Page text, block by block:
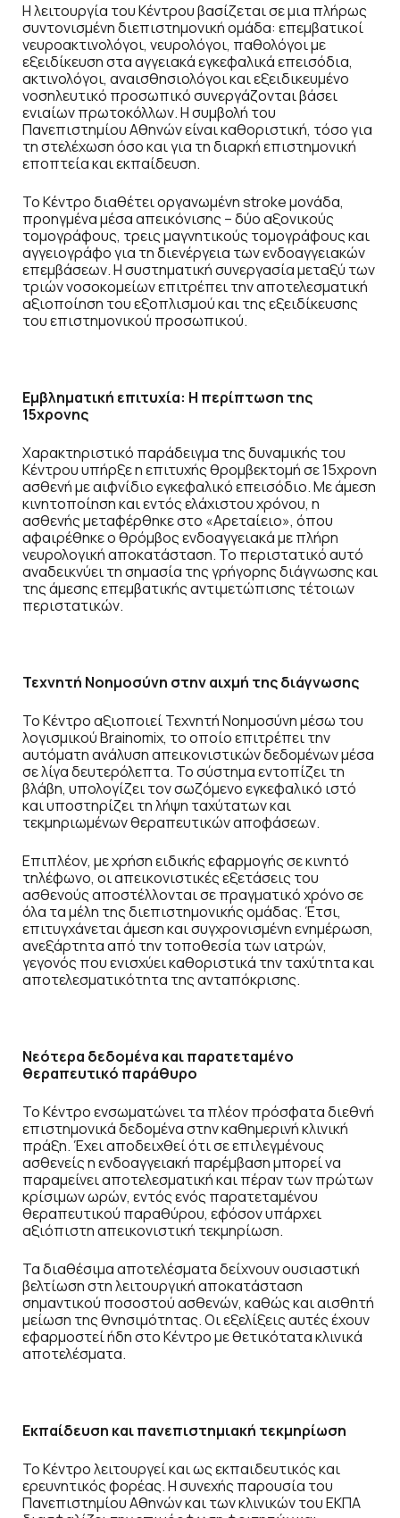
Η λειτουργία του Κέντρου βασίζεται σε μια πλήρως
συντονισμένη διεπιστημονική ομάδα: επεμβατικοί
νευροακτινολόγοι, νευρολόγοι, παθολόγοι με
εξειδίκευση στα αγγειακά εγκεφαλικά επεισόδια,
ακτινολόγοι, αναισθησιολόγοι και εξειδικευμένο
νοσηλευτικό προσωπικό συνεργάζονται βάσει
ενιαίων πρωτοκόλλων. Η συμβολή του
Πανεπιστημίου Αθηνών είναι καθοριστική, τόσο για
τη στελέχωση όσο και για τη διαρκή επιστημονική
εποπτεία και εκπαίδευση.
Το Κέντρο διαθέτει οργανωμένη stroke μονάδα,
προηγμένα μέσα απεικόνισης – δύο αξονικούς
τομογράφους, τρεις μαγνητικούς τομογράφους και
αγγειογράφο για τη διενέργεια των ενδοαγγειακών
επεμβάσεων. Η συστηματική συνεργασία μεταξύ των
τριών νοσοκομείων επιτρέπει την αποτελεσματική
αξιοποίηση του εξοπλισμού και της εξειδίκευσης
του επιστημονικού προσωπικού.
Εμβληματική επιτυχία: Η περίπτωση της
15χρονης
Χαρακτηριστικό παράδειγμα της δυναμικής του
Κέντρου υπήρξε η επιτυχής θρομβεκτομή σε 15χρονη
ασθενή με αιφνίδιο εγκεφαλικό επεισόδιο. Με άμεση
κινητοποίηση και εντός ελάχιστου χρόνου, η
ασθενής μεταφέρθηκε στο «Αρεταίειο», όπου
αφαιρέθηκε ο θρόμβος ενδοαγγειακά με πλήρη
νευρολογική αποκατάσταση. Το περιστατικό αυτό
αναδεικνύει τη σημασία της γρήγορης διάγνωσης και
της άμεσης επεμβατικής αντιμετώπισης τέτοιων
περιστατικών.
Τεχνητή Νοημοσύνη στην αιχμή της διάγνωσης
Το Κέντρο αξιοποιεί Τεχνητή Νοημοσύνη μέσω του
λογισμικού Brainomix, το οποίο επιτρέπει την
αυτόματη ανάλυση απεικονιστικών δεδομένων μέσα
σε λίγα δευτερόλεπτα. Το σύστημα εντοπίζει τη
βλάβη, υπολογίζει τον σωζόμενο εγκεφαλικό ιστό
και υποστηρίζει τη λήψη ταχύτατων και
τεκμηριωμένων θεραπευτικών αποφάσεων.
Επιπλέον, με χρήση ειδικής εφαρμογής σε κινητό
τηλέφωνο, οι απεικονιστικές εξετάσεις του
ασθενούς αποστέλλονται σε πραγματικό χρόνο σε
όλα τα μέλη της διεπιστημονικής ομάδας. Έτσι,
επιτυγχάνεται άμεση και συγχρονισμένη ενημέρωση,
ανεξάρτητα από την τοποθεσία των ιατρών,
γεγονός που ενισχύει καθοριστικά την ταχύτητα και
αποτελεσματικότητα της ανταπόκρισης.
Νεότερα δεδομένα και παρατεταμένο
θεραπευτικό παράθυρο
Το Κέντρο ενσωματώνει τα πλέον πρόσφατα διεθνή
επιστημονικά δεδομένα στην καθημερινή κλινική
πράξη. Έχει αποδειχθεί ότι σε επιλεγμένους
ασθενείς η ενδοαγγειακή παρέμβαση μπορεί να
παραμείνει αποτελεσματική και πέραν των πρώτων
κρίσιμων ωρών, εντός ενός παρατεταμένου
θεραπευτικού παραθύρου, εφόσον υπάρχει
αξιόπιστη απεικονιστική τεκμηρίωση.
Τα διαθέσιμα αποτελέσματα δείχνουν ουσιαστική
βελτίωση στη λειτουργική αποκατάσταση
σημαντικού ποσοστού ασθενών, καθώς και αισθητή
μείωση της θνησιμότητας. Οι εξελίξεις αυτές έχουν
εφαρμοστεί ήδη στο Κέντρο με θετικότατα κλινικά
αποτελέσματα.
Εκπαίδευση και πανεπιστημιακή τεκμηρίωση
Το Κέντρο λειτουργεί και ως εκπαιδευτικός και
ερευνητικός φορέας. Η συνεχής παρουσία του
Πανεπιστημίου Αθηνών και των κλινικών του ΕΚΠΑ